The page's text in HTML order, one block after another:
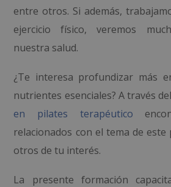
entre otros. Si además,
ejercicio físico, veremos
nuestra salud.
¿Te interesa profundizar más
nutrientes esenciales? A través
en pilates terapéutico
relacionados con el tema de
otros de tu interés.
La presente formación